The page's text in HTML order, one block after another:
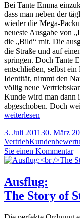
Bei Tante Emma
dass man neben der
wieder die Mega-
neueste Ausgabe von
die „Bild“ mit. Die
die Straße und auf
springen. Doch Tante
entschließen, selbst
Identität, nimmt den
völlig neue
Kunde wird man dann
abgeschoben. Doch
weiterlesen
Veröffentlicht
am
3. Juli 201130. März
VertriebTags
Sie einen Kommentarzu
Ausflug:
The Story of